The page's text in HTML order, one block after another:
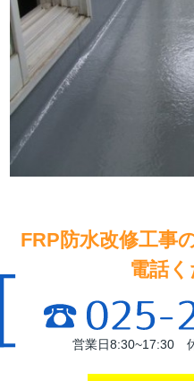
FRP防水改修工事
電話く
営業日8:30~17:30